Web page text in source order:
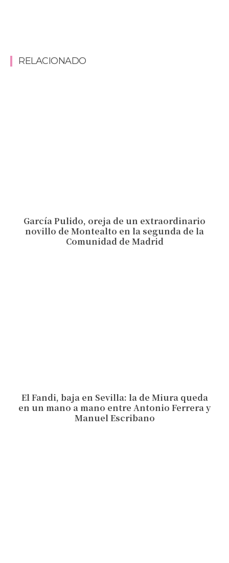
RELACIONADO
García Pulido, oreja de un extraordinario
novillo de Montealto en la segunda de la
Comunidad de Madrid
El Fandi, baja en Sevilla: la de Miura queda
en un mano a mano entre Antonio Ferrera y
Manuel Escribano